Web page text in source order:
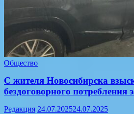
Общество
С жителя Новосибирска
бездоговорного потребления
Редакция 24.07.202524.07.2025